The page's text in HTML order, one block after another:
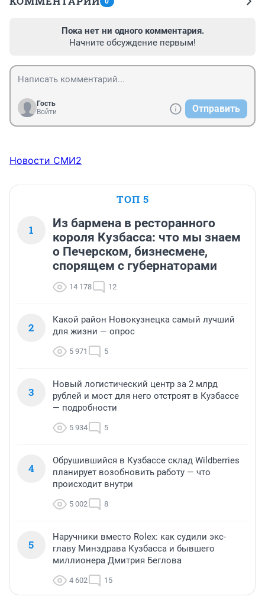
Пока нет ни одного комментария.
Начните обсуждение первым!
Гость
Войти
Отправить
Новости СМИ2
ТОП 5
1
Из бармена в ресторанного
короля Кузбасса: что мы знаем
о Печерском, бизнесмене,
спорящем с губернаторами
14 178 12
2
Какой район Новокузнецка самый лучший
для жизни — опрос
5 971 5
3
Новый логистический центр за 2 млрд
рублей и мост для него отстроят в Кузбассе
— подробности
5 934 5
4
Обрушившийся в Кузбассе склад Wildberries
планирует возобновить работу — что
происходит внутри
5 002 8
5
Наручники вместо Rolex: как судили экс-
главу Минздрава Кузбасса и бывшего
миллионера Дмитрия Беглова
4 602 15